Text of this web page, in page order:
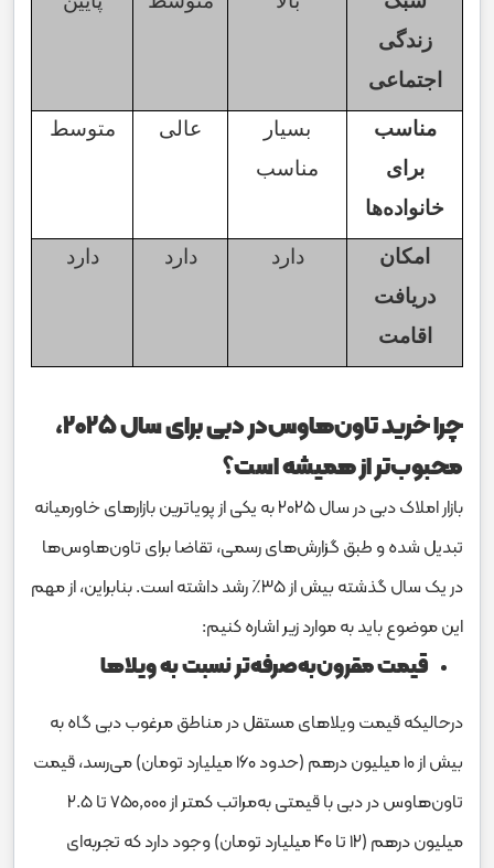
زندگی
اجتماعی
مناسب
برای
خانواده‌ها
بسیار
مناسب
عالی متوسط
امکان
دریافت
اقامت
دارد دارد دارد
چرا خرید تاون‌هاوس‌در دبی برای سال 2025،
محبوب‌تر از همیشه است؟
بازار املاک دبی در سال ۲۰۲۵ به یکی از پویاترین بازارهای خاورمیانه
تبدیل شده و طبق گزارش‌های رسمی، تقاضا برای تاون‌هاوس‌ها
در یک سال گذشته بیش از ۳۵٪ رشد داشته است. بنابراین، از مهم
این موضوع باید به موارد زیر اشاره کنیم:
قیمت مقرون‌به‌صرفه‌تر نسبت به ویلاها
درحالیکه قیمت ویلاهای مستقل در مناطق مرغوب دبی گاه به
بیش از ۱۰ میلیون درهم (حدود ۱۶۰ میلیارد تومان) می‌رسد، قیمت
تاون‌هاوس‌ در دبی با قیمتی به‌مراتب کمتر از ۷۵۰,۰۰۰ تا ۲.۵
میلیون درهم (۱۲ تا ۴۰ میلیارد تومان) وجود دارد که تجربه‌ای